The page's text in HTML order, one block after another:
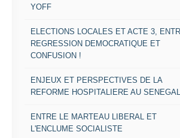
YOFF
ELECTIONS LOCALES ET ACTE 3,
REGRESSION DEMOCRATIQUE ET
CONFUSION !
ENJEUX ET PERSPECTIVES DE LA
REFORME HOSPITALIERE AU SENEGAL
ENTRE LE MARTEAU LIBERAL ET
L'ENCLUME SOCIALISTE